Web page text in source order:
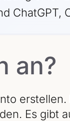
ChatGPT,
an?
erstellen.
Es gibt